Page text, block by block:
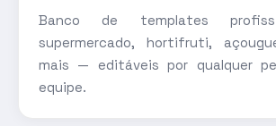
Banco de templates
supermercado, hortifruti,
mais — editáveis por qualquer
equipe.